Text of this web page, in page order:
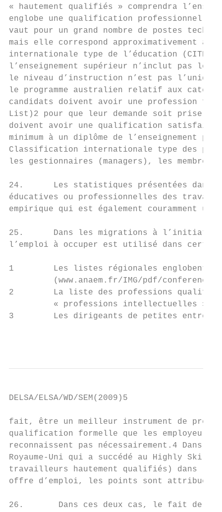
« hautement qualifiés » comprendra
englobe une qualification professionnelle
vaut pour un grand nombre de postes
mais elle correspond approximativement
internationale type de l’éducation
l’enseignement supérieur n’inclut pas les
le niveau d’instruction n’est pas
le programme australien relatif aux
candidats doivent avoir une profession
List)2 pour que leur demande soit prise
doivent avoir une qualification satisfaisant
minimum à un diplôme de l’enseignement
Classification internationale type des
les gestionnaires (managers), les
24.      Les statistiques présentées dans
éducatives ou professionnelles des
empirique qui est également couramment
25.      Dans les migrations à l’initiative
l’emploi à occuper est utilisé dans
1        Les listes régionales englobent
(www.anaem.fr/IMG/pdf/
2        La liste des professions
« professions intellectuelles »,
3        Les dirigeants de petites
DELSA/ELSA/WD/SEM(2009)5
fait, être un meilleur instrument de
qualification formelle que les
reconnaissent pas nécessairement.4 Dans
Royaume-Uni qui a succédé au Highly
travailleurs hautement qualifiés) dans
offre d’emploi, les points sont attribués
26.       Dans ces deux cas, le fait de